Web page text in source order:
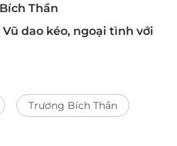
Thần
Vũ dao kéo, ngoại tình với
Trương Bích Thần